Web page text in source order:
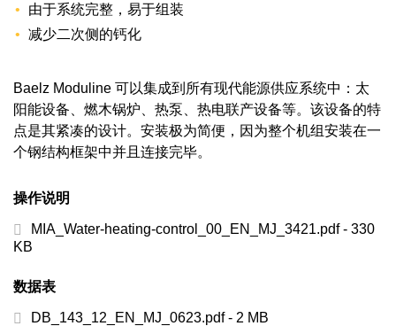
由于系统完整，易于组装
减少二次侧的钙化
Baelz Moduline 可以集成到所有现代能源供应系统中：太
阳能设备、燃木锅炉、热泵、热电联产设备等。该设备的特
点是其紧凑的设计。安装极为简便，因为整个机组安装在一
个钢结构框架中并且连接完毕。
操作说明
MIA_Water-heating-control_00_EN_MJ_3421.pdf - 330
KB
数据表
DB_143_12_EN_MJ_0623.pdf - 2 MB